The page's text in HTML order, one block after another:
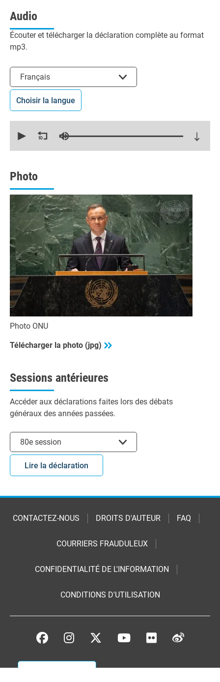
Audio
Écouter et télécharger la déclaration complète au format
mp3.
Français
Choisir la langue
seconds
seconds
Photo
Photo ONU
Télécharger la photo (jpg)
Sessions antérieures
Accéder aux déclarations faites lors des débats
généraux des années passées.
80e session
Lire la déclaration
CONTACTEZ-NOUS DROITS D'AUTEUR FAQ
COURRIERS FRAUDULEUX
CONFIDENTIALITÉ DE L'INFORMATION
CONDITIONS D'UTILISATION